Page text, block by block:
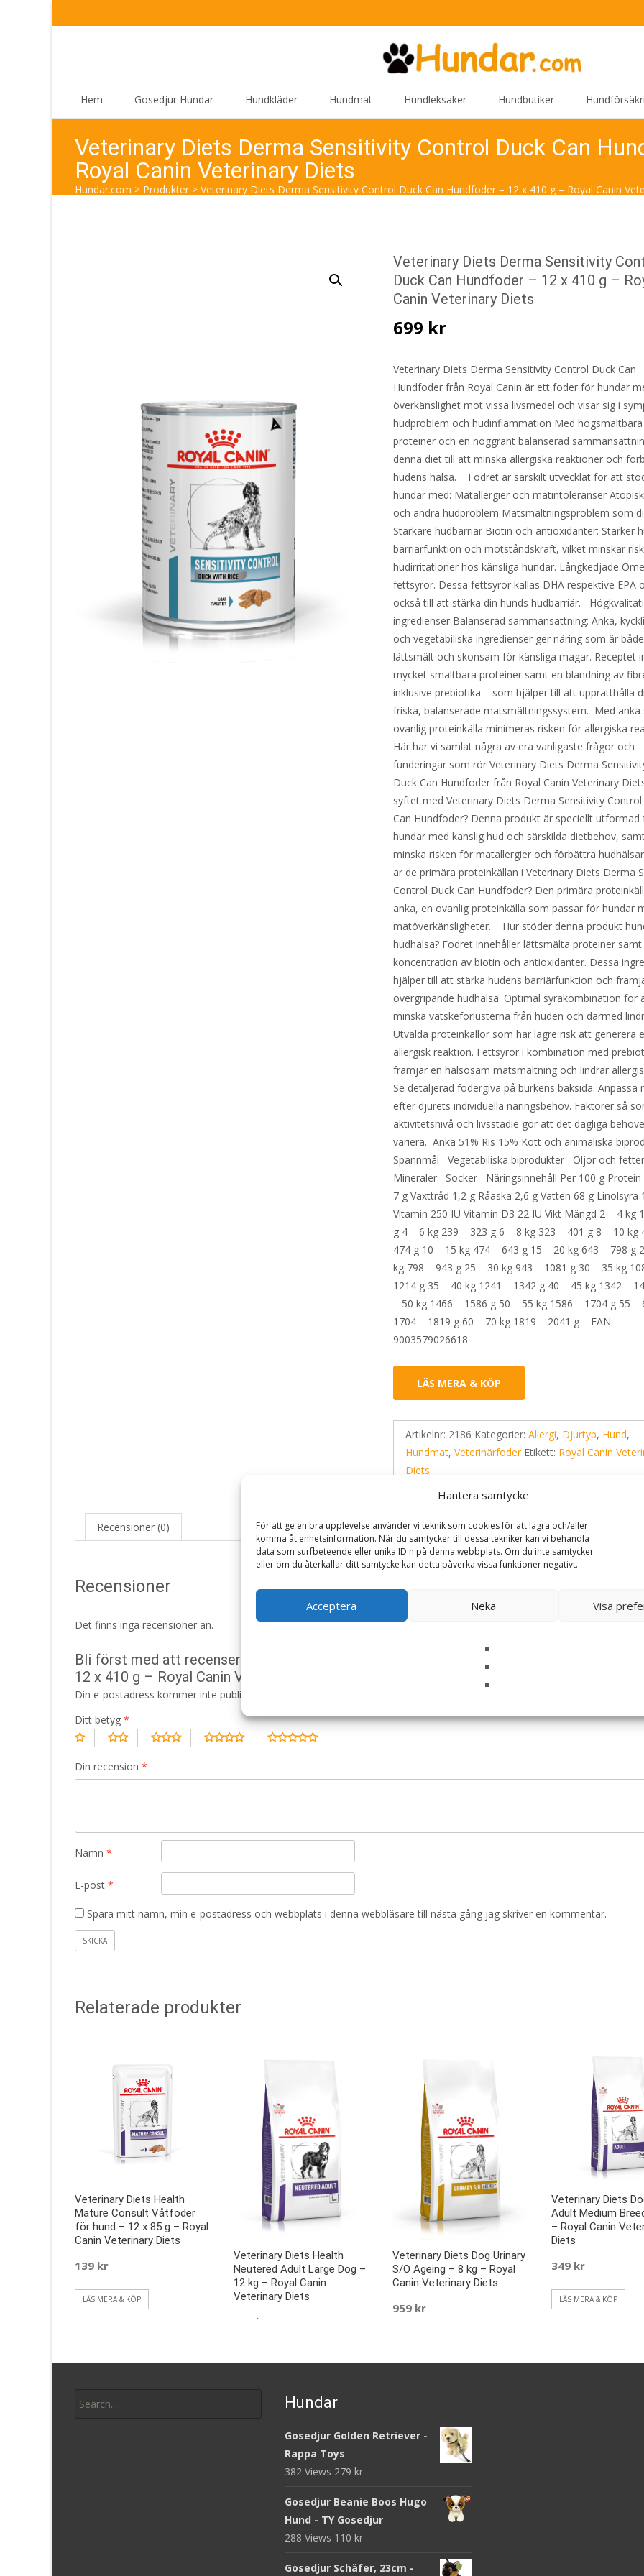
Hantera samtycke
För att ge en bra upplevelse använder vi teknik som cookies för att lagra och/eller
komma åt enhetsinformation. När du samtycker till dessa tekniker kan vi behandla
data som surfbeteende eller unika ID:n på denna webbplats. Om du inte samtycker
eller om du återkallar ditt samtycke kan detta påverka vissa funktioner negativt.
Acceptera Neka Visa
Hem Gosedjur Hundar Hundkläder Hundmat Hundleksaker Hundbutiker
Veterinary Diets Derma Sensitivity Control Duck Can
Royal Canin Veterinary Diets
Hundar.com > Produkter > Veterinary Diets Derma Sensitivity Control Duck Can Hundfoder – 12 x 410 g – Royal Canin
Veterinary Diets Derma Sensitivity
Duck Can Hundfoder – 12 x 410 g –
Canin Veterinary Diets
699 kr
Veterinary Diets Derma Sensitivity Control Duck Can
Hundfoder från Royal Canin är ett foder för hundar
överkänslighet mot vissa livsmedel och visar sig i
hudproblem och hudinflammation Med högsmältbara
proteiner och en noggrant balanserad
denna diet till att minska allergiska reaktioner och
hudens hälsa. Fodret är särskilt utvecklat för att
hundar med: Matallergier och matintoleranser
och andra hudproblem Matsmältningsproblem som
Starkare hudbarriär Biotin och antioxidanter: Stärker
barriärfunktion och motståndskraft, vilket minskar
hudirritationer hos känsliga hundar. Långkedjade
fettsyror. Dessa fettsyror kallas DHA respektive EPA
också till att stärka din hunds hudbarriär.
ingredienser Balanserad sammansättning: Anka,
och vegetabiliska ingredienser ger näring som är både
lättsmält och skonsam för känsliga magar. Receptet
mycket smältbara proteiner samt en blandning av
inklusive prebiotika – som hjälper till att upprätthålla
friska, balanserade matsmältningssystem. Med anka
ovanlig proteinkälla minimeras risken för allergiska
Här har vi samlat några av era vanligaste frågor och
funderingar som rör Veterinary Diets Derma
Duck Can Hundfoder från Royal Canin Veterinary
syftet med Veterinary Diets Derma Sensitivity
Can Hundfoder? Denna produkt är speciellt utformad
hundar med känslig hud och särskilda dietbehov,
minska risken för matallergier och förbättra
är de primära proteinkällan i Veterinary Diets Derma
Control Duck Can Hundfoder? Den primära
anka, en ovanlig proteinkälla som passar för hundar
matöverkänsligheter. Hur stöder denna produkt
hudhälsa? Fodret innehåller lättsmälta proteiner
koncentration av biotin och antioxidanter. Dessa
hjälper till att stärka hudens barriärfunktion och
övergripande hudhälsa. Optimal syrakombination för
minska vätskeförlusterna från huden och därmed
Utvalda proteinkällor som har lägre risk att generera
allergisk reaktion. Fettsyror i kombination med
främjar en hälsosam matsmältning och lindrar
Se detaljerad fodergiva på burkens baksida. Anpassa
efter djurets individuella näringsbehov. Faktorer så
aktivitetsnivå och livsstadie gör att det dagliga
variera. Anka 51% Ris 15% Kött och animaliska
Spannmål Vegetabiliska biprodukter Oljor och fetter
Mineraler Socker Näringsinnehåll Per 100 g Protein
7 g Växttråd 1,2 g Råaska 2,6 g Vatten 68 g Linolsyra
Vitamin 250 IU Vitamin D3 22 IU Vikt Mängd 2 – 4 kg
g 4 – 6 kg 239 – 323 g 6 – 8 kg 323 – 401 g 8 – 10 kg
474 g 10 – 15 kg 474 – 643 g 15 – 20 kg 643 – 798 g
kg 798 – 943 g 25 – 30 kg 943 – 1081 g 30 – 35 kg
1214 g 35 – 40 kg 1241 – 1342 g 40 – 45 kg 1342 –
– 50 kg 1466 – 1586 g 50 – 55 kg 1586 – 1704 g 55 –
1704 – 1819 g 60 – 70 kg 1819 – 2041 g – EAN:
9003579026618
LÄS MERA & KÖP
Artikelnr: 2186 Kategorier:Allergi, Djurtyp, Hund,
Hundmat,Veterinärfoder Etikett: Royal Canin
Diets
Recensioner (0)
Recensioner
Det finns inga recensioner än.
Bli först med att recensera ”Veterinary Diets Derma Sensitivity Control Duck Can
12 x 410 g – Royal Canin Veterinary Diets”
Din e-postadress kommer inte publiceras.
Ditt betyg *
Din recension *
Namn *
E-post *
Spara mitt namn, min e-postadress och webbplats i denna webbläsare till nästa gång jag skriver en kommentar.
Relaterade produkter
Veterinary Diets Health
Mature Consult Våtfoder
för hund – 12 x 85 g – Royal
Canin Veterinary Diets
139 kr
LÄS MERA & KÖP
Veterinary Diets Health
Neutered Adult Large Dog –
12 kg – Royal Canin
Veterinary Diets
kr
Veterinary Diets Dog Urinary
S/O Ageing – 8 kg – Royal
Canin Veterinary Diets
959 kr
Veterinary Diets
Adult Medium
– Royal Canin
Diets
349 kr
LÄS MERA & KÖP
for:
Hundar
Gosedjur Golden Retriever -
Rappa Toys
382 Views 279 kr
Gosedjur Beanie Boos Hugo
Hund - TY Gosedjur
288 Views 110 kr
Gosedjur Schäfer, 23cm -